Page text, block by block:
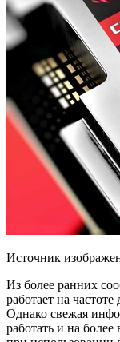
Источник
Из более ранних
работает на
Однако свежая
работать и на